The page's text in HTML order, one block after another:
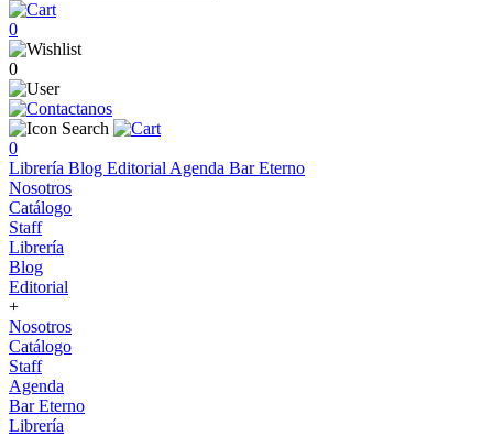
0
0
0
Librería Blog Editorial Agenda Bar Eterno
Nosotros
Catálogo
Staff
Librería
Blog
Editorial
+
Nosotros
Catálogo
Staff
Agenda
Bar Eterno
Librería